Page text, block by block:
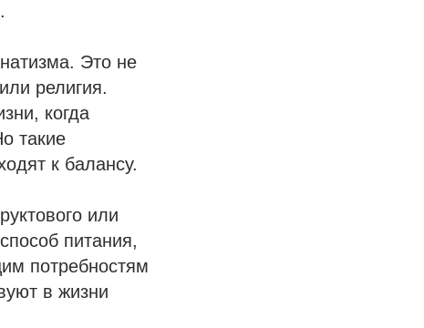
Это не
религия.
когда
такие
к балансу.
или
питания,
потребностям
в жизни